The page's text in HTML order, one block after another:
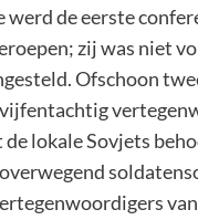
werd de eerste
zij was niet
Ofschoon
lokale Sovjets